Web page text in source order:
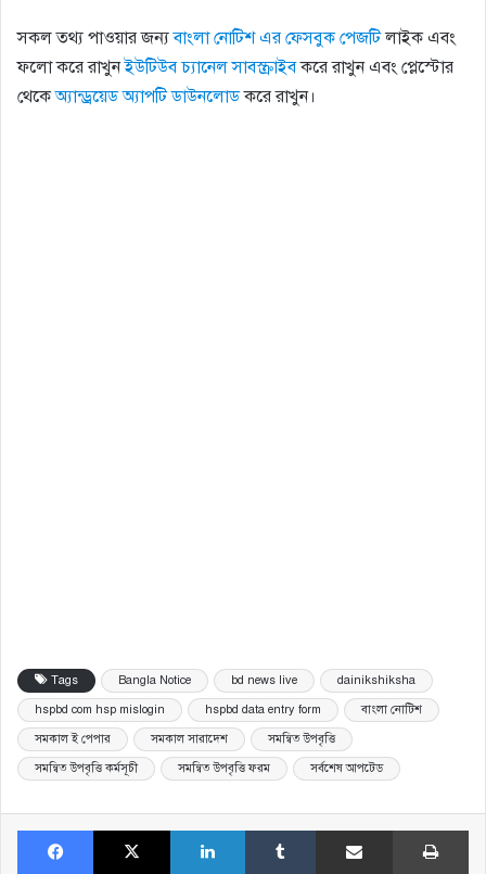
সকল তথ্য পাওয়ার জন্যবাংলা নোটিশ এর ফেসবুক পেজটিলাইক এবং
ফলো করে রাখুনইউটিউব চ্যানেল সাবস্ক্রাইবকরে রাখুন এবং প্লেস্টোর
থেকেঅ্যান্ড্রয়েড অ্যাপটি ডাউনলোডকরে রাখুন।
Tags Bangla Notice bd news live dainikshiksha
hspbd com hsp mislogin hspbd data entry form বাংলা নোটিশ
সমকাল ই পেপার সমকাল সারাদেশ সমন্বিত উপবৃত্তি
সমন্বিত উপবৃত্তি কর্মসূচী সমন্বিত উপবৃত্তি ফরম সর্বশেষ আপটেড
Facebook X LinkedIn Tumblr Share via Email